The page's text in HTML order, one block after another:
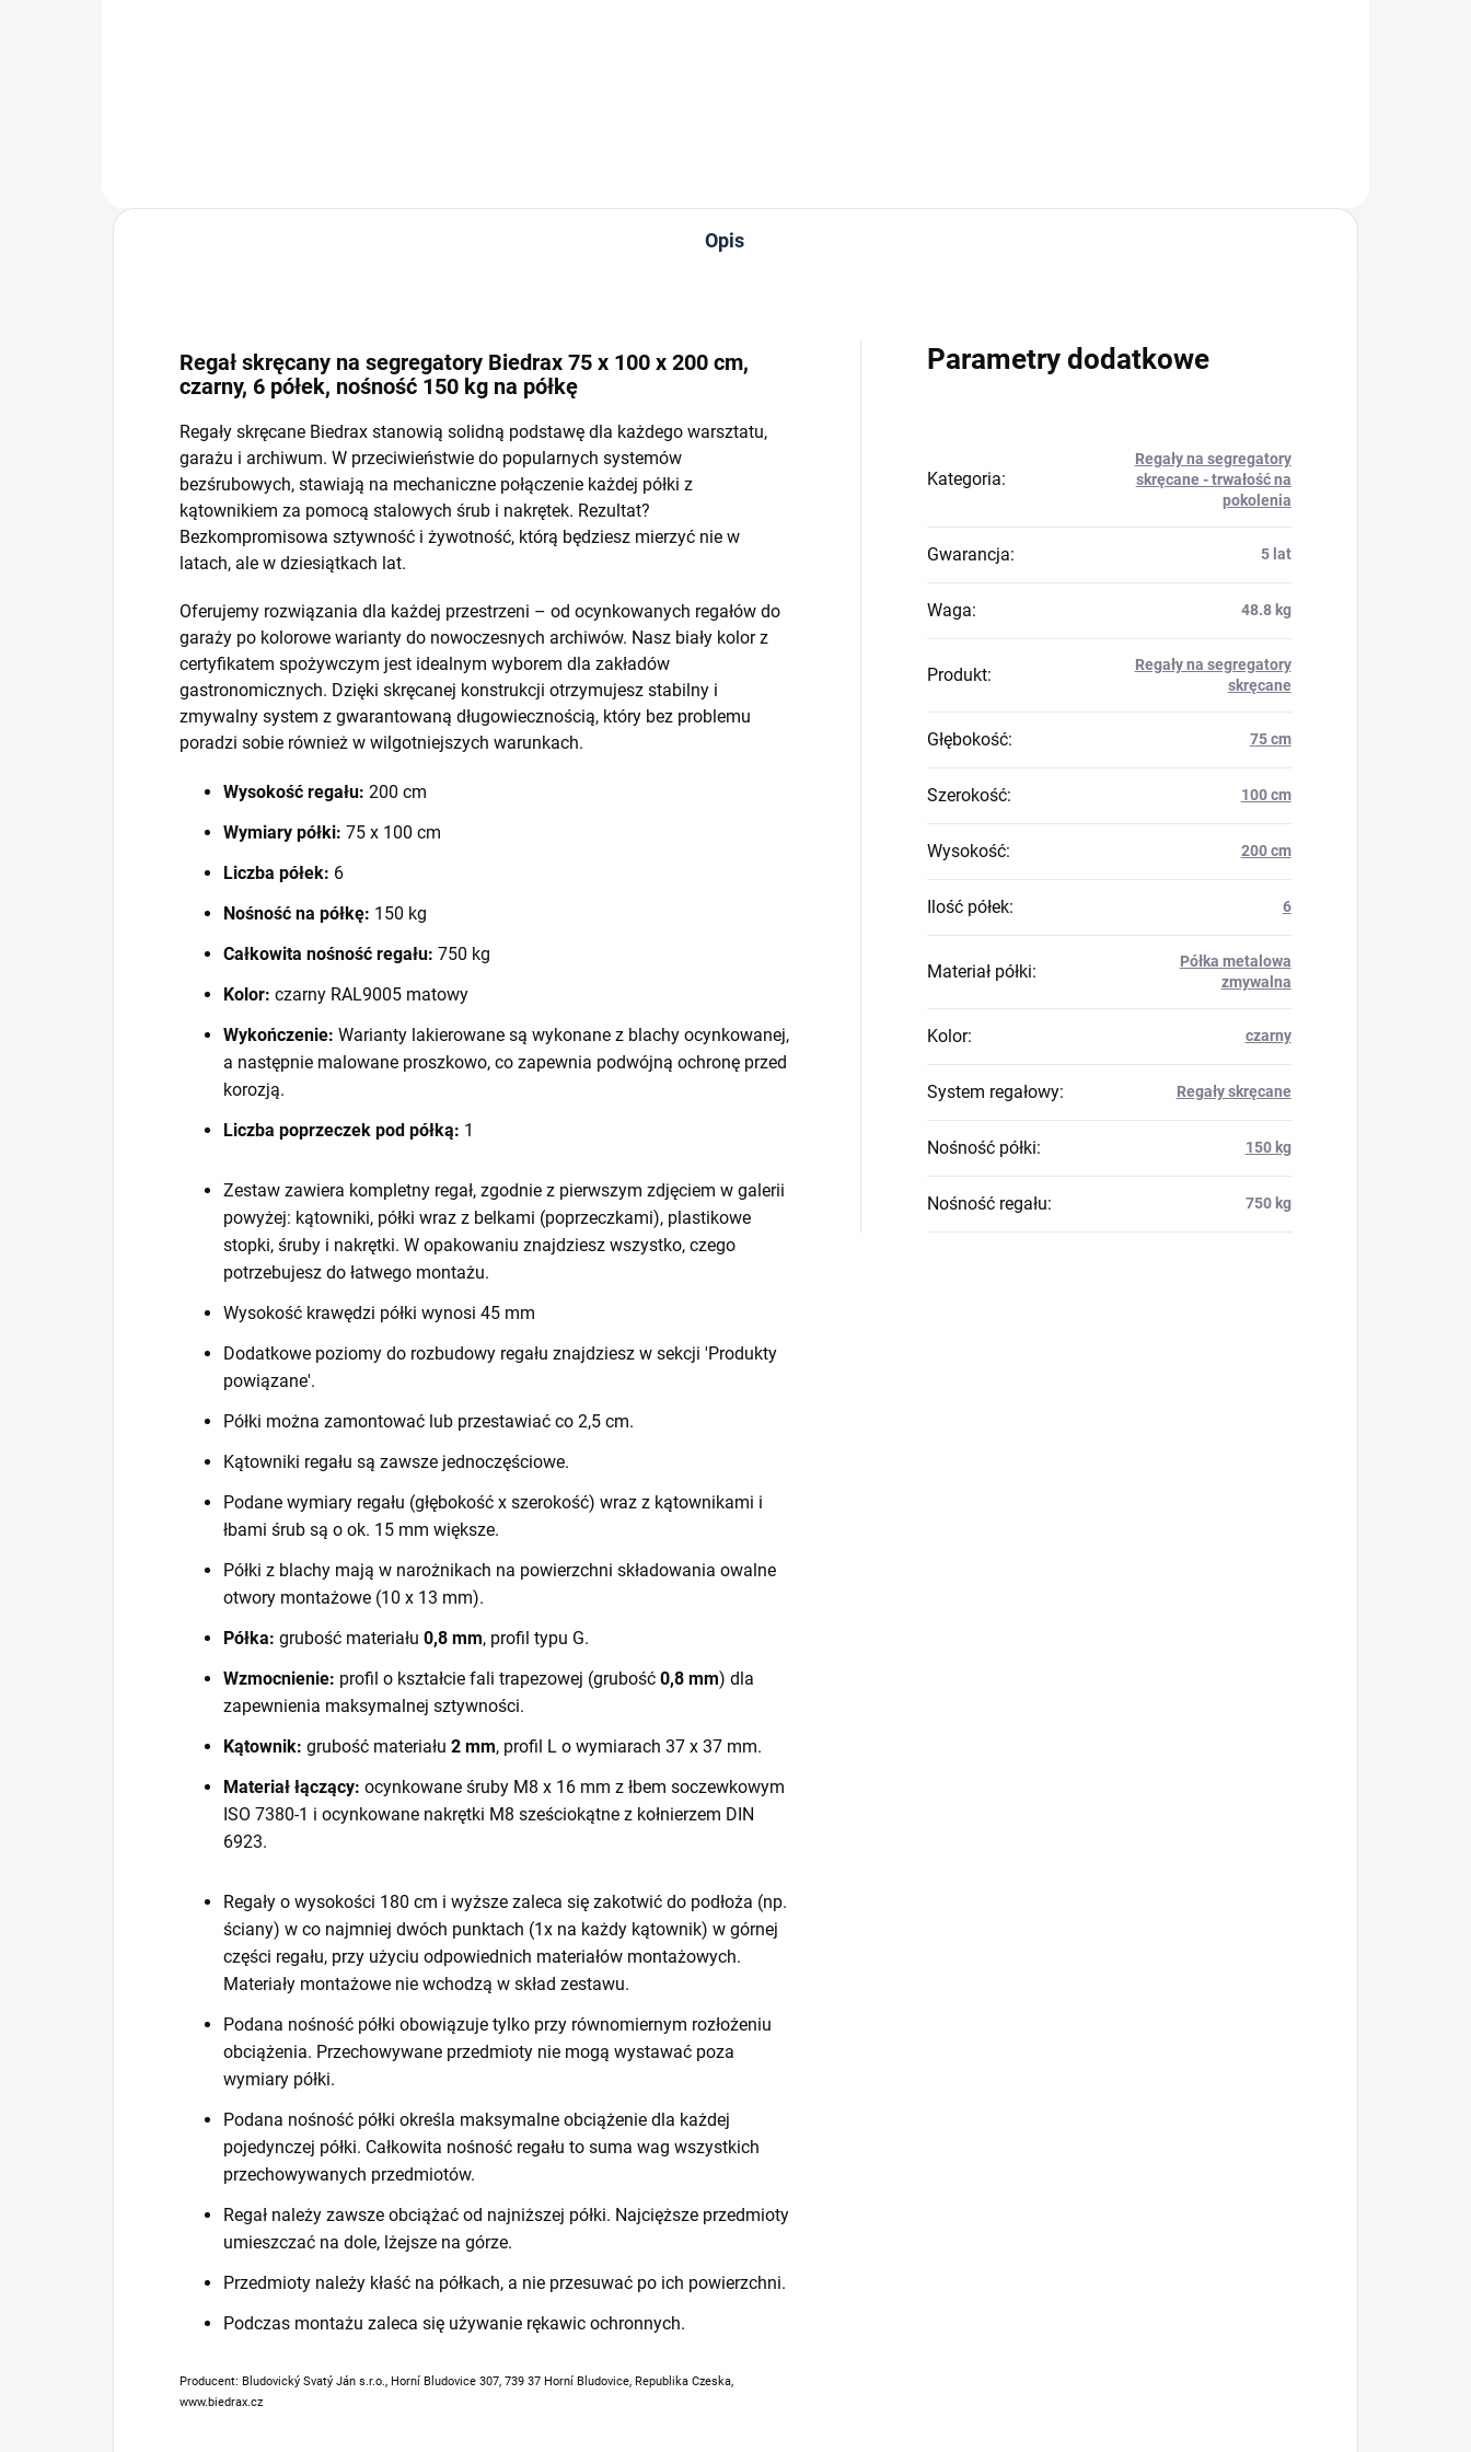
Opis
Regał skręcany na segregatory Biedrax 75 x 100 x 200 cm,
czarny, 6 półek, nośność 150 kg na półkę
Regały skręcane Biedrax stanowią solidną podstawę dla każdego warsztatu,
garażu i archiwum. W przeciwieństwie do popularnych systemów
bezśrubowych, stawiają na mechaniczne połączenie każdej półki z
kątownikiem za pomocą stalowych śrub i nakrętek. Rezultat?
Bezkompromisowa sztywność i żywotność, którą będziesz mierzyć nie w
latach, ale w dziesiątkach lat.
Oferujemy rozwiązania dla każdej przestrzeni – od ocynkowanych regałów do
garaży po kolorowe warianty do nowoczesnych archiwów. Nasz biały kolor z
certyfikatem spożywczym jest idealnym wyborem dla zakładów
gastronomicznych. Dzięki skręcanej konstrukcji otrzymujesz stabilny i
zmywalny system z gwarantowaną długowiecznością, który bez problemu
poradzi sobie również w wilgotniejszych warunkach.
Wysokość regału: 200 cm
Wymiary półki: 75 x 100 cm
Liczba półek: 6
Nośność na półkę: 150 kg
Całkowita nośność regału: 750 kg
Kolor: czarny RAL9005 matowy
Wykończenie: Warianty lakierowane są wykonane z blachy ocynkowanej,
a następnie malowane proszkowo, co zapewnia podwójną ochronę przed
korozją.
Liczba poprzeczek pod półką: 1
Zestaw zawiera kompletny regał, zgodnie z pierwszym zdjęciem w galerii
powyżej: kątowniki, półki wraz z belkami (poprzeczkami), plastikowe
stopki, śruby i nakrętki. W opakowaniu znajdziesz wszystko, czego
potrzebujesz do łatwego montażu.
Wysokość krawędzi półki wynosi 45 mm
Dodatkowe poziomy do rozbudowy regału znajdziesz w sekcji 'Produkty
powiązane'.
Półki można zamontować lub przestawiać co 2,5 cm.
Kątowniki regału są zawsze jednoczęściowe.
Podane wymiary regału (głębokość x szerokość) wraz z kątownikami i
łbami śrub są o ok. 15 mm większe.
Półki z blachy mają w narożnikach na powierzchni składowania owalne
otwory montażowe (10 x 13 mm).
Półka: grubość materiału 0,8 mm, profil typu G.
Wzmocnienie: profil o kształcie fali trapezowej (grubość 0,8 mm) dla
zapewnienia maksymalnej sztywności.
Kątownik: grubość materiału 2 mm, profil L o wymiarach 37 x 37 mm.
Materiał łączący: ocynkowane śruby M8 x 16 mm z łbem soczewkowym
ISO 7380-1 i ocynkowane nakrętki M8 sześciokątne z kołnierzem DIN
6923.
Regały o wysokości 180 cm i wyższe zaleca się zakotwić do podłoża (np.
ściany) w co najmniej dwóch punktach (1x na każdy kątownik) w górnej
części regału, przy użyciu odpowiednich materiałów montażowych.
Materiały montażowe nie wchodzą w skład zestawu.
Podana nośność półki obowiązuje tylko przy równomiernym rozłożeniu
obciążenia. Przechowywane przedmioty nie mogą wystawać poza
wymiary półki.
Podana nośność półki określa maksymalne obciążenie dla każdej
pojedynczej półki. Całkowita nośność regału to suma wag wszystkich
przechowywanych przedmiotów.
Regał należy zawsze obciążać od najniższej półki. Najcięższe przedmioty
umieszczać na dole, lżejsze na górze.
Przedmioty należy kłaść na półkach, a nie przesuwać po ich powierzchni.
Podczas montażu zaleca się używanie rękawic ochronnych.
Producent: Bludovický Svatý Ján s.r.o., Horní Bludovice 307, 739 37 Horní Bludovice, Republika Czeska,
www.biedrax.cz
Parametry dodatkowe
Kategoria:
Regały na segregatory
skręcane - trwałość na
pokolenia
Gwarancja: 5 lat
Waga: 48.8 kg
Produkt:
Regały na segregatory
skręcane
Głębokość: 75 cm
Szerokość: 100 cm
Wysokość: 200 cm
Ilość półek: 6
Materiał półki:
Półka metalowa
zmywalna
Kolor: czarny
System regałowy: Regały skręcane
Nośność półki: 150 kg
Nośność regału: 750 kg